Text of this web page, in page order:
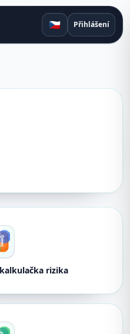
nástroje 🇨🇿 Přihlášení
rizika